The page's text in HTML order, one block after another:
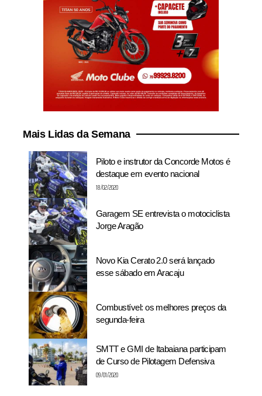
Mais Lidas da Semana
Piloto e instrutor da Concorde Motos é
destaque em evento nacional
18/02/2020
Garagem SE entrevista o motociclista
Jorge Aragão
Novo Kia Cerato 2.0 será lançado
esse sábado em Aracaju
Combustível: os melhores preços da
segunda-feira
SMTT e GMI de Itabaiana participam
de Curso de Pilotagem Defensiva
09/01/2020